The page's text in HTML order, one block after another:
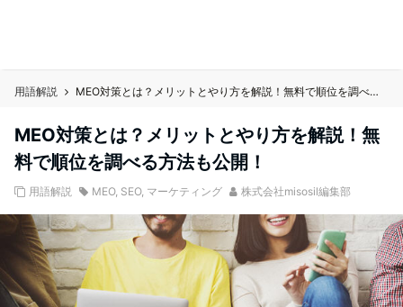
用語解説 MEO対策とは？メリットとやり方を解説！無料で順位を調べる方法も公開！
MEO対策とは？メリットとやり方を解説！無
料で順位を調べる方法も公開！
用語解説 MEO, SEO, マーケティング 株式会社misosil編集部